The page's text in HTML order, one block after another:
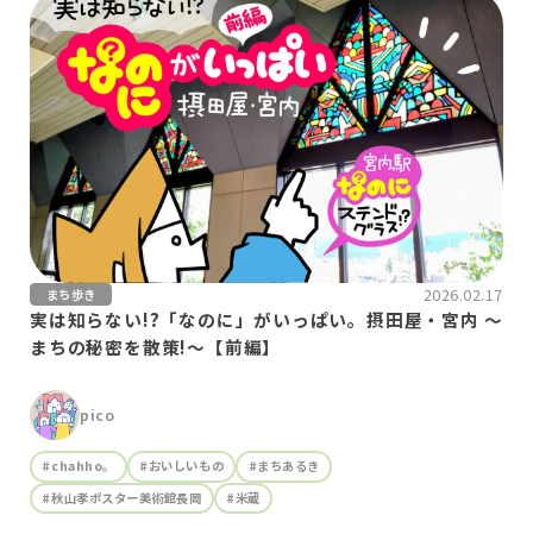
実は知らない!?「なのに」がいっぱい。摂田屋・宮内 〜
まちの秘密を散策!〜【前編】
pico
まち歩き 2026.02.17
#chahho。 #おいしいもの
#まちあるき
#秋山孝ポスター美術館長岡
#米蔵